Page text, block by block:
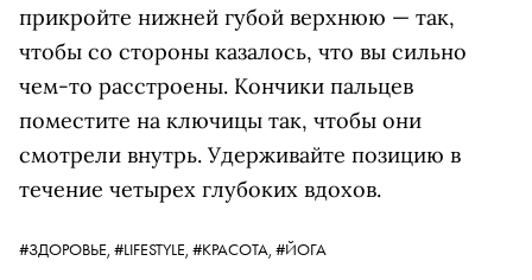
прикройте нижней губой верхнюю — так,
чтобы со стороны казалось, что вы сильно
чем-то расстроены. Кончики пальцев
поместите на ключицы так, чтобы они
смотрели внутрь. Удерживайте позицию в
течение четырех глубоких вдохов.
#ЗДОРОВЬЕ, #LIFESTYLE, #КРАСОТА, #ЙОГА